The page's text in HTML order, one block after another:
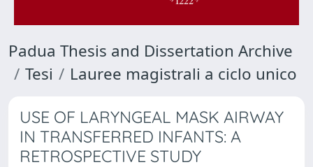
Padua Thesis and Dissertation Archive
Tesi
Lauree magistrali a ciclo unico
USE OF LARYNGEAL MASK AIRWAY
IN TRANSFERRED INFANTS: A
RETROSPECTIVE STUDY